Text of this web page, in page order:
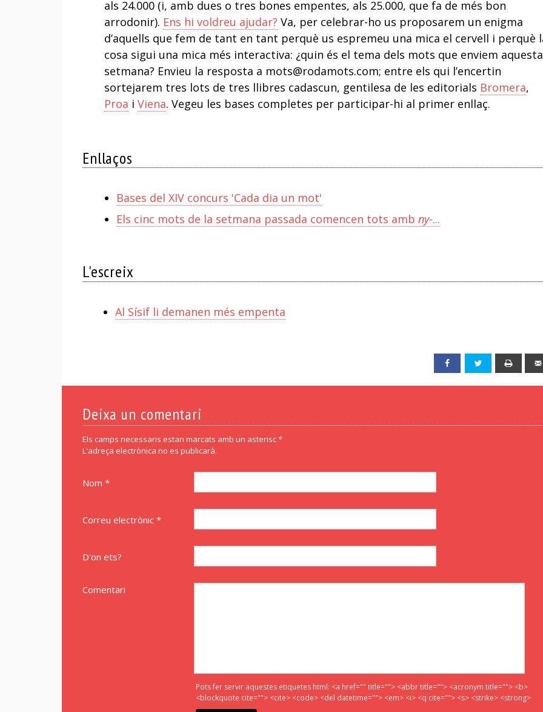
als 24.000 (i, amb dues o tres bones empentes, als 25.000, que fa de més bon
arrodonir). Ens hi voldreu ajudar? Va, per celebrar-ho us proposarem un enigma
d’aquells que fem de tant en tant perquè us espremeu una mica el cervell i perquè
cosa sigui una mica més interactiva: ¿quin és el tema dels mots que enviem aquesta
setmana? Envieu la resposta a mots@rodamots.com; entre els qui l’encertin
sortejarem tres lots de tres llibres cadascun, gentilesa de les editorials Bromera,
Proa i Viena. Vegeu les bases completes per participar-hi al primer enllaç.
Enllaços
Bases del XIV concurs 'Cada dia un mot'
Els cinc mots de la setmana passada comencen tots amb ny-...
L'escreix
Al Sísif li demanen més empenta
Facebook Twitter
Deixa un comentari
Els camps necessaris estan marcats amb un asterisc *
L'adreça electrònica no es publicarà.
Nom *
Correu electrònic *
D'on ets?
Comentari
Pots fer servir aquestes etiquetes html: <a href="" title=""> <abbr title=""> <acronym title=""> <b>
<blockquote cite=""> <cite> <code> <del datetime=""> <em> <i> <q cite=""> <s> <strike> <strong>